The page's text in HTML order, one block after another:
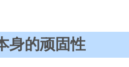
身的顽固性